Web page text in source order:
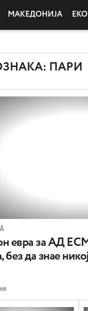
МАКЕДОНИЈА
ПАРИ
евра за АД
без да знае